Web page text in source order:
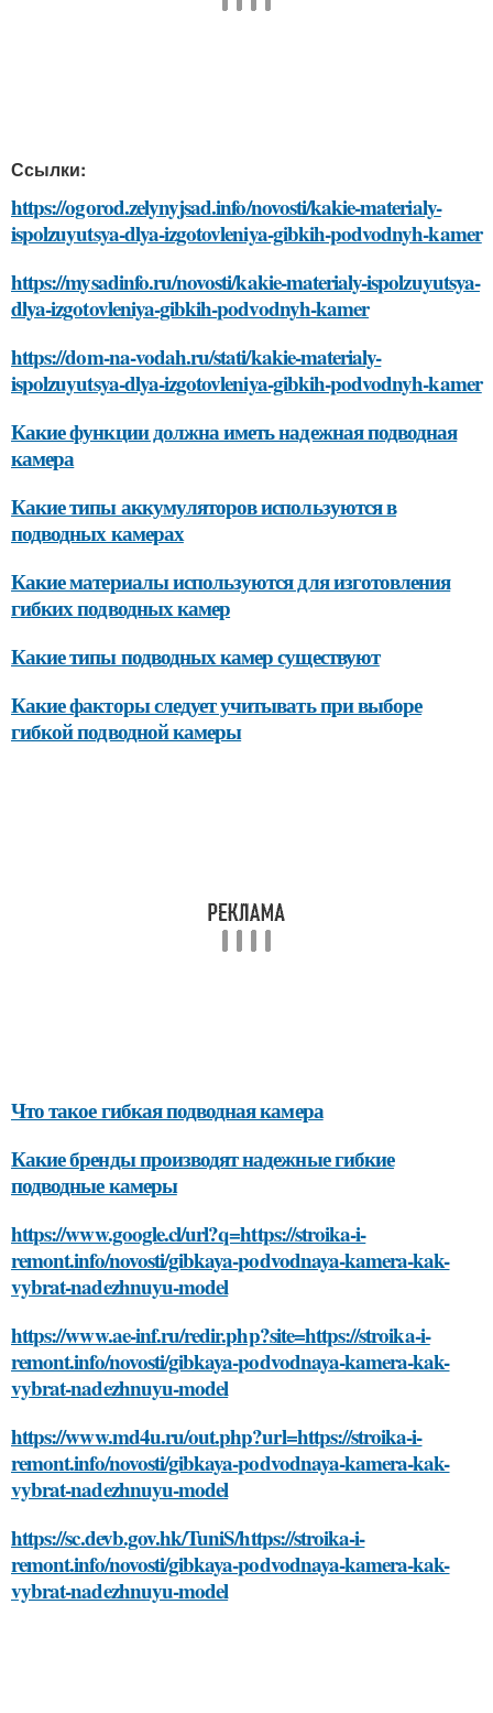
Ссылки:
https://ogorod.zelynyjsad.info/novosti/kakie-materialy-
ispolzuyutsya-dlya-izgotovleniya-gibkih-podvodnyh-kamer
https://mysadinfo.ru/novosti/kakie-materialy-ispolzuyutsya-
dlya-izgotovleniya-gibkih-podvodnyh-kamer
https://dom-na-vodah.ru/stati/kakie-materialy-
ispolzuyutsya-dlya-izgotovleniya-gibkih-podvodnyh-kamer
Какие функции должна иметь надежная подводная
камера
Какие типы аккумуляторов используются в
подводных камерах
Какие материалы используются для изготовления
гибких подводных камер
Какие типы подводных камер существуют
Какие факторы следует учитывать при выборе
гибкой подводной камеры
Что такое гибкая подводная камера
Какие бренды производят надежные гибкие
подводные камеры
https://www.google.cl/url?q=https://stroika-i-
remont.info/novosti/gibkaya-podvodnaya-kamera-kak-
vybrat-nadezhnuyu-model
https://www.ae-inf.ru/redir.php?site=https://stroika-i-
remont.info/novosti/gibkaya-podvodnaya-kamera-kak-
vybrat-nadezhnuyu-model
https://www.md4u.ru/out.php?url=https://stroika-i-
remont.info/novosti/gibkaya-podvodnaya-kamera-kak-
vybrat-nadezhnuyu-model
https://sc.devb.gov.hk/TuniS/https://stroika-i-
remont.info/novosti/gibkaya-podvodnaya-kamera-kak-
vybrat-nadezhnuyu-model